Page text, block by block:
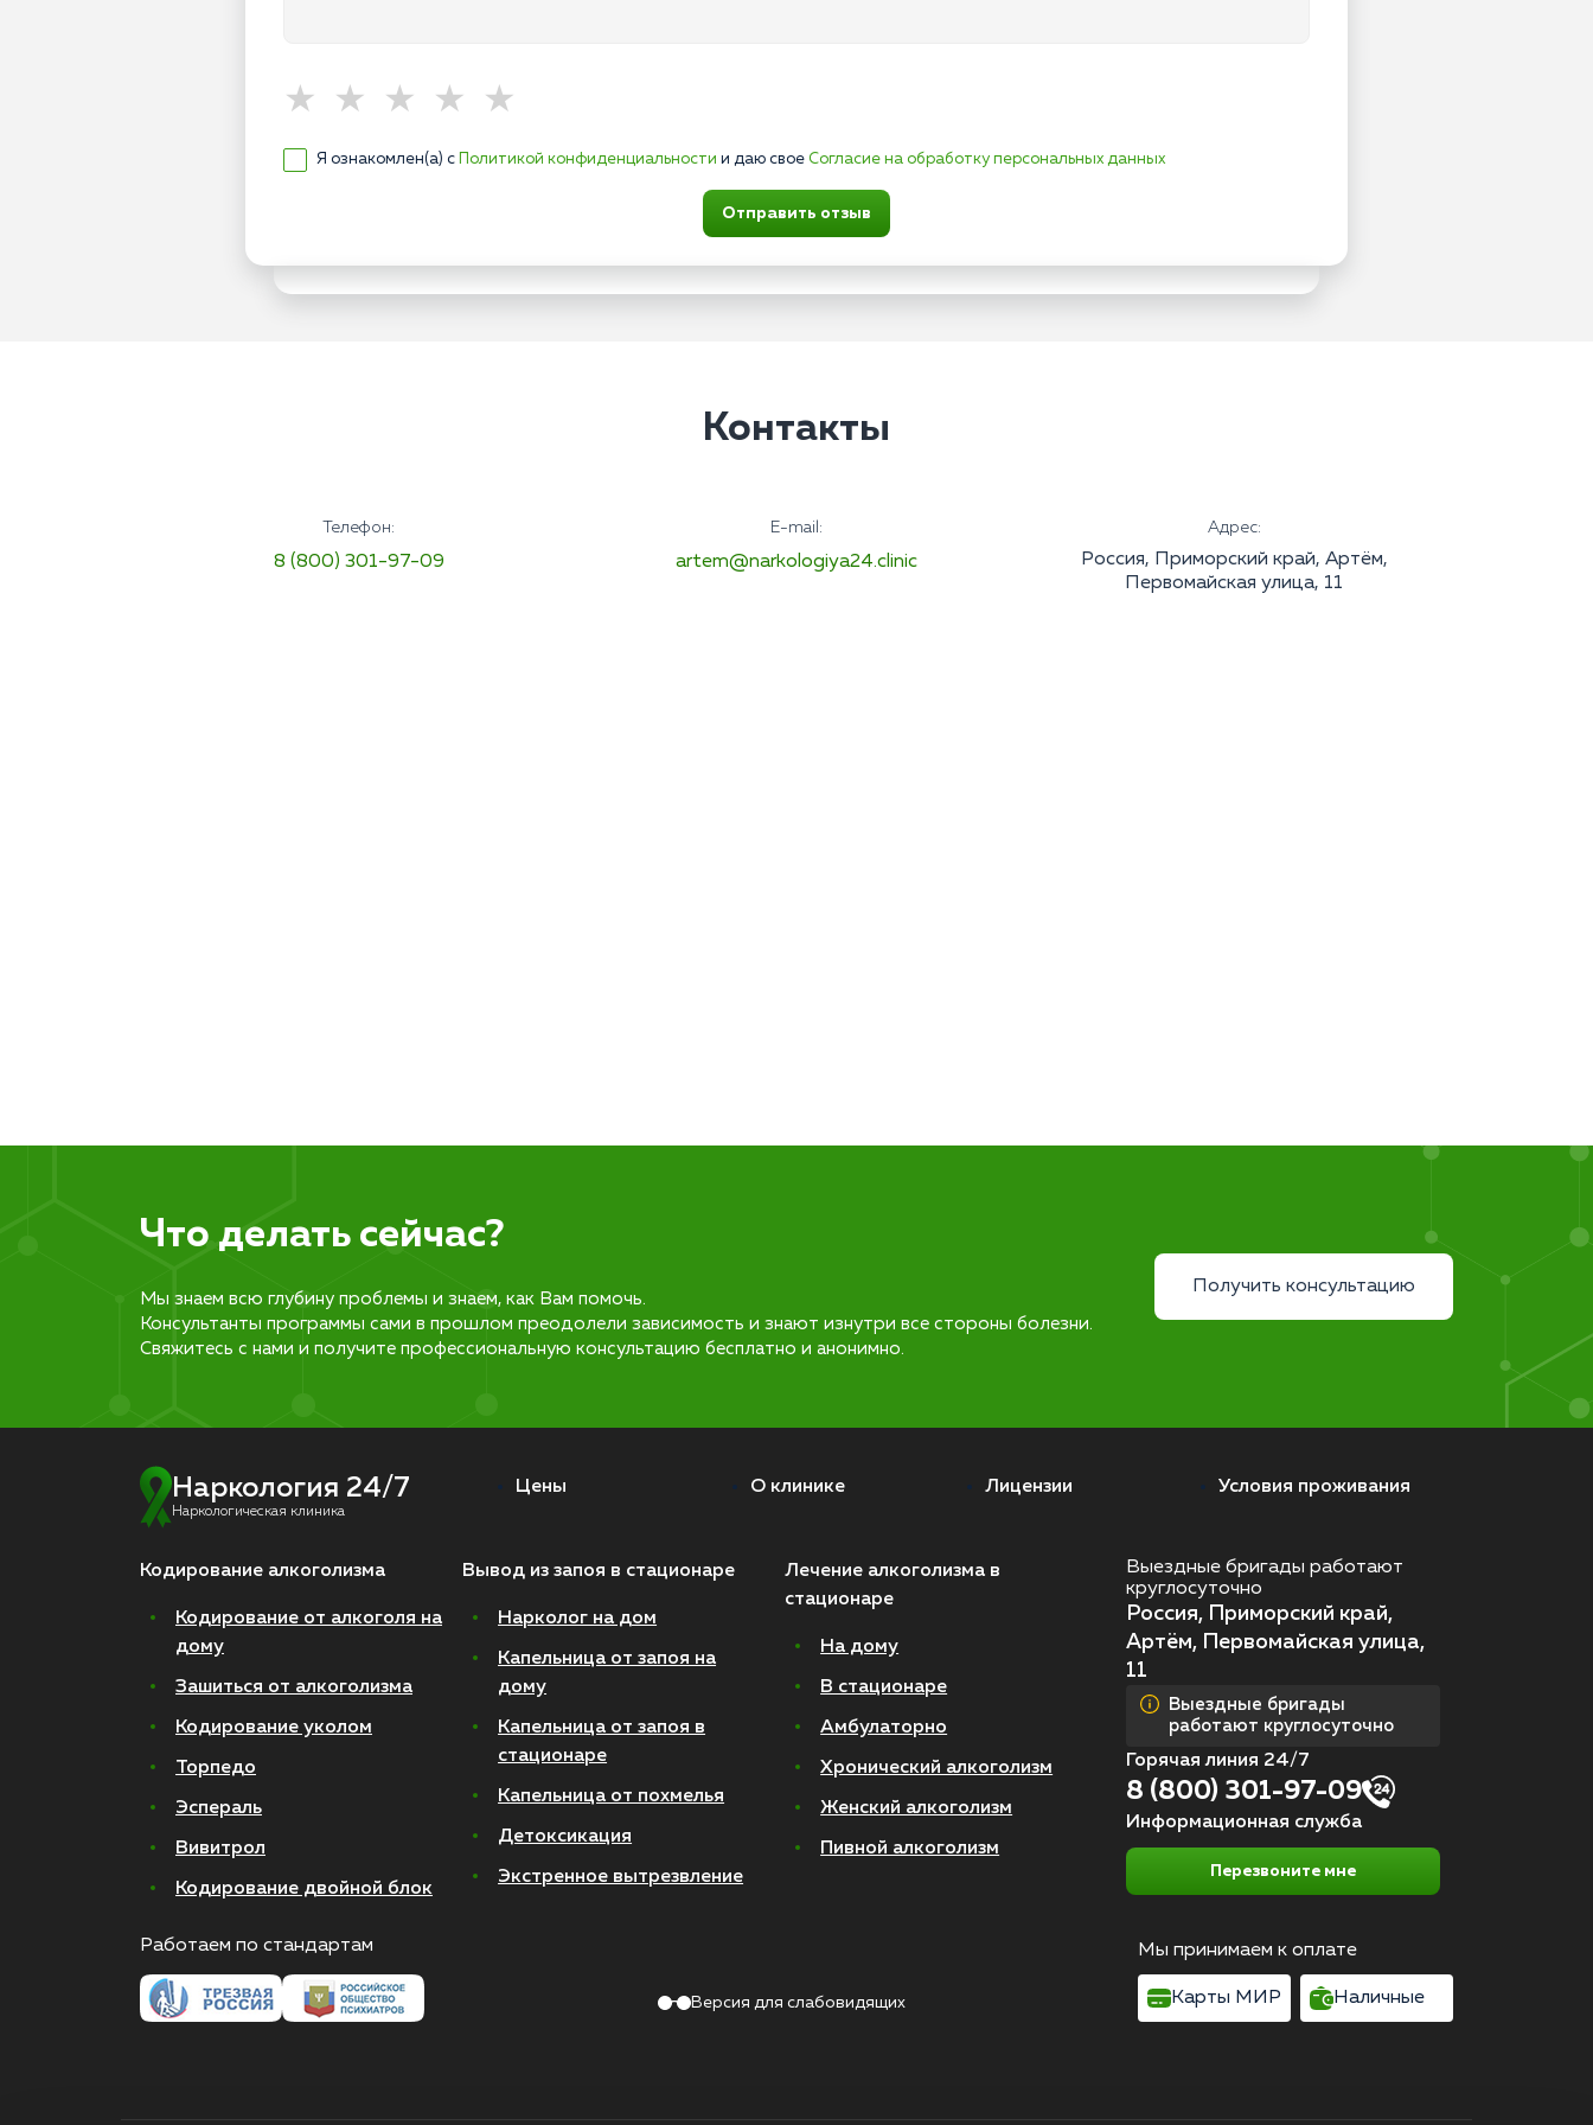
Я ознакомлен(а) с Политикой конфиденциальности и даю свое Согласие на обработку персональных данных
Отправить отзыв
Контакты
Телефон:
8 (800) 301-97-09
E-mail:
artem@narkologiya24.clinic
Адрес:
Россия, Приморский край, Артём,
Первомайская улица, 11
Что делать сейчас?
Мы знаем всю глубину проблемы и знаем, как Вам помочь.
Консультанты программы сами в прошлом преодолели зависимость и знают изнутри все стороны болезни.
Свяжитесь с нами и получите профессиональную консультацию бесплатно и анонимно.
Получить консультацию
Наркология 24/7
Наркологическая клиника
Цены О клинике Лицензии Условия проживания
Кодирование алкоголизма
Кодирование от алкоголя на
дому
Зашиться от алкоголизма
Кодирование уколом
Торпедо
Эспераль
Вивитрол
Кодирование двойной блок
Вывод из запоя в стационаре
Нарколог на дом
Капельница от запоя на
дому
Капельница от запоя в
стационаре
Капельница от похмелья
Детоксикация
Экстренное вытрезвление
Лечение алкоголизма в
стационаре
На дому
В стационаре
Амбулаторно
Хронический алкоголизм
Женский алкоголизм
Пивной алкоголизм
Выездные бригады работают
круглосуточно
Россия, Приморский край,
Артём, Первомайская улица,
11
Выездные бригады
работают круглосуточно
Горячая линия 24/7
8 (800) 301-97-09
Информационная служба
Перезвоните мне
Работаем по стандартам
Версия для слабовидящих
Мы принимаем к оплате
Карты МИР Наличные